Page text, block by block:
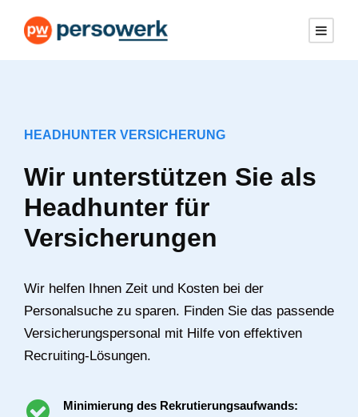
HEADHUNTER VERSICHERUNG
Wir unterstützen Sie als
Headhunter für
Versicherungen
Wir helfen Ihnen Zeit und Kosten bei der
Personalsuche zu sparen. Finden Sie das passende
Versicherungspersonal mit Hilfe von effektiven
Recruiting-Lösungen.
Minimierung des Rekrutierungsaufwands: